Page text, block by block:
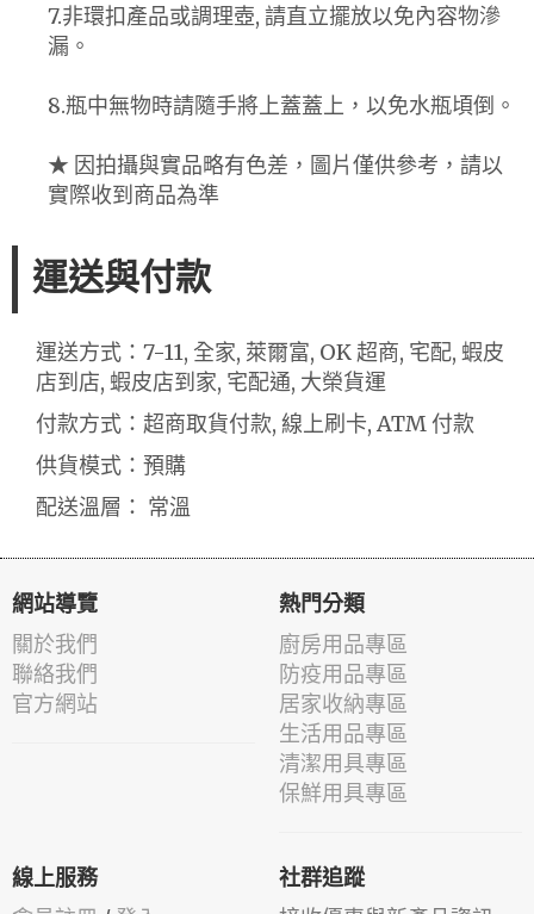
7.非環扣產品或調理壺, 請直立擺放以免內容物滲
漏。
8.瓶中無物時請隨手將上蓋蓋上，以免水瓶頃倒。
★ 因拍攝與實品略有色差，圖片僅供參考，請以
實際收到商品為準
運送與付款
運送方式：7-11, 全家, 萊爾富, OK 超商, 宅配, 蝦皮
店到店, 蝦皮店到家, 宅配通, 大榮貨運
付款方式：超商取貨付款, 線上刷卡, ATM 付款
供貨模式：預購
配送溫層： 常溫
網站導覽
關於我們
聯絡我們
官方網站
熱門分類
廚房用品專區
防疫用品專區
居家收納專區
生活用品專區
清潔用具專區
保鮮用具專區
線上服務 社群追蹤